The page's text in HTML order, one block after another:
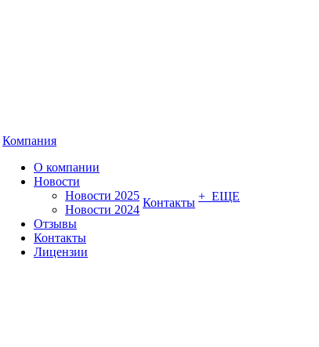
Компания
О компании
Новости
Новости 2025
Новости 2024
Отзывы
Контакты
Лицензии
Контакты + ЕЩЕ